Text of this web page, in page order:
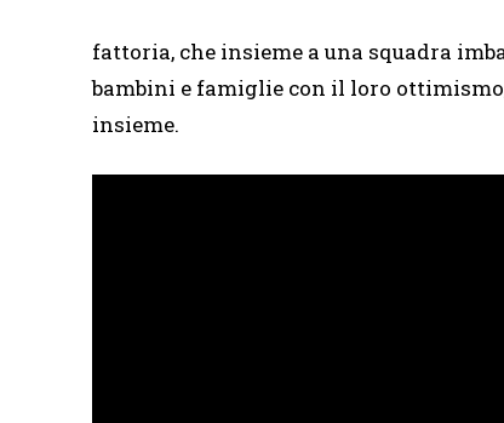
fattoria, che insieme a una squadra
bambini e famiglie con il loro
insieme.